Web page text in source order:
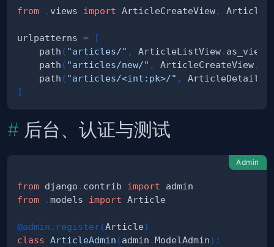
from . views import ArticleCreateView,
urlpatterns =
[
    path
( "articles/" , ArticleListView. as_view
    path
( "articles/new/" , ArticleCreateView.
    path
( "articles/<int:pk>/" ,
]
后台、认证与测试
Admin
from django . contrib import
from
.models import
@admin . register(Article)
class ArticleAdmin (admin .ModelAdmin) :